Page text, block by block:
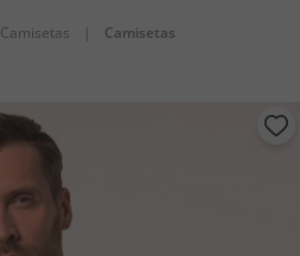
Camisetas | Camisetas